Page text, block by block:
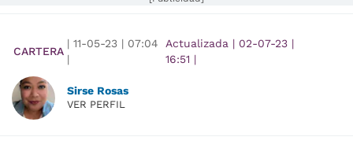
CARTERA
| 11-05-23 | 07:04
|
Actualizada | 02-07-23 |
16:51 |
Sirse Rosas
VER PERFIL